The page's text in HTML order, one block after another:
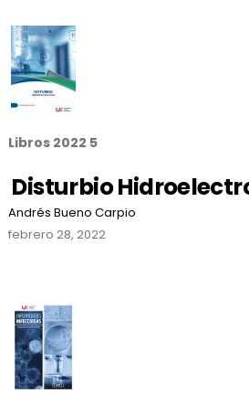
Libros 2022 5
Disturbio
Andrés Bueno Carpio
febrero 28, 2022